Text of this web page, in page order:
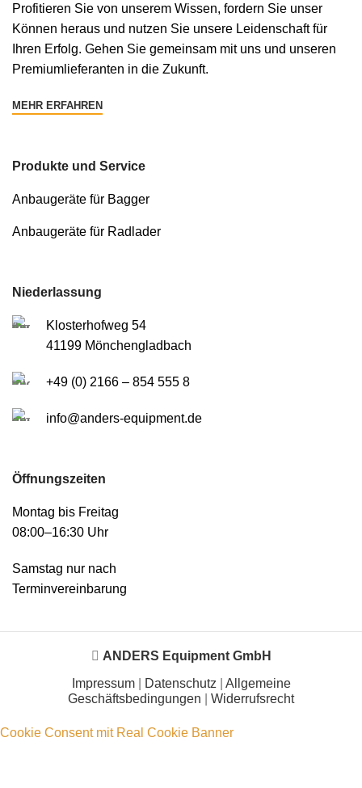
Profitieren Sie von unserem Wissen, fordern Sie unser
Können heraus und nutzen Sie unsere Leidenschaft für
Ihren Erfolg. Gehen Sie gemeinsam mit uns und unseren
Premiumlieferanten in die Zukunft.
MEHR ERFAHREN
Produkte und Service
Anbaugeräte für Bagger
Anbaugeräte für Radlader
Niederlassung
Klosterhofweg 54
41199 Mönchengladbach
+49 (0) 2166 – 854 555 8
info@anders-equipment.de
Öffnungszeiten
Montag bis Freitag
08:00–16:30 Uhr
Samstag nur nach
Terminvereinbarung
ANDERS Equipment GmbH
Impressum| Datenschutz| Allgemeine
Geschäftsbedingungen
Widerrufsrecht
Cookie Consent mit Real Cookie Banner